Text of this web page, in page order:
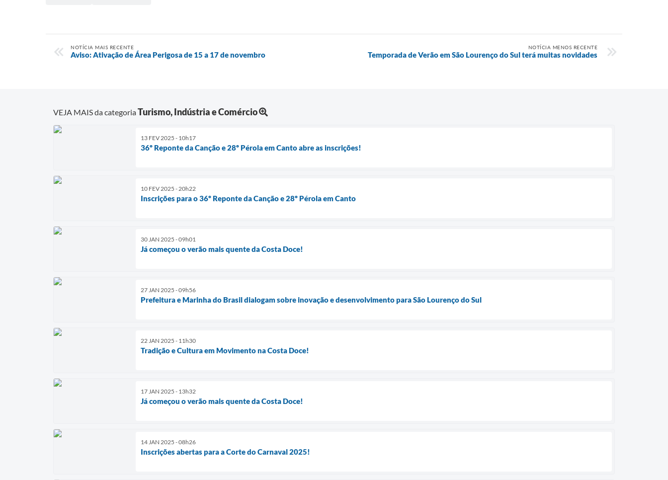
NOTÍCIA MAIS RECENTE
Aviso: Ativação de Área Perigosa de 15 a 17 de novembro
NOTÍCIA MENOS RECENTE
Temporada de Verão em São Lourenço do Sul terá muitas novidades
VEJA MAIS da categoriaTurismo, Indústria e Comércio
13 FEV 2025 - 10h17
36º Reponte da Canção e 28º Pérola em Canto abre as inscrições!
10 FEV 2025 - 20h22
Inscrições para o 36º Reponte da Canção e 28º Pérola em Canto
30 JAN 2025 - 09h01
Já começou o verão mais quente da Costa Doce!
27 JAN 2025 - 09h56
Prefeitura e Marinha do Brasil dialogam sobre inovação e desenvolvimento para São Lourenço do Sul
22 JAN 2025 - 11h30
Tradição e Cultura em Movimento na Costa Doce!
17 JAN 2025 - 13h32
Já começou o verão mais quente da Costa Doce!
14 JAN 2025 - 08h26
Inscrições abertas para a Corte do Carnaval 2025!